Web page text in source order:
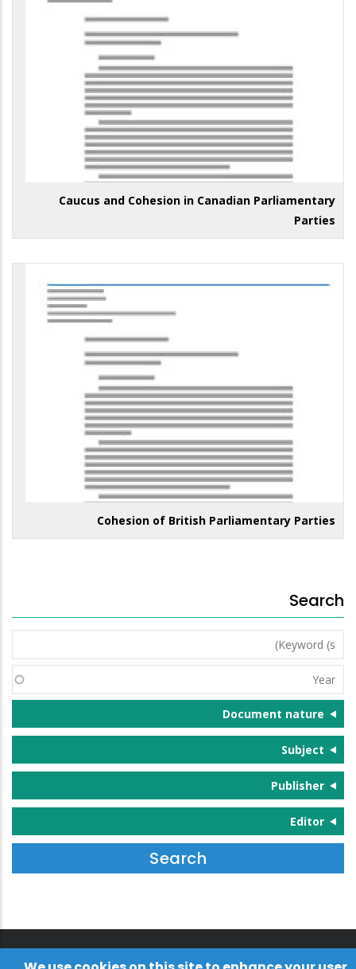
Caucus and Cohesion in Canadian Parliamentary
Parties
Cohesion of British Parliamentary Parties
Search
Keyword
(s)
Year
Document nature
Subject
Publisher
Editor